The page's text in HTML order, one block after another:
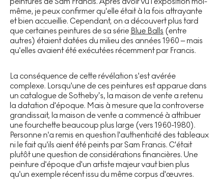
même, je peux confirmer qu'elle était à la fois attrayante
et bien accueillie. Cependant, on a découvert plus tard
que certaines peintures de sa série Blue Balls (entre
autres) étaient datées du milieu des années 1960 – mais
qu'elles avaient été exécutées récemment par Francis.
La conséquence de cette révélation s'est avérée
complexe. Lorsqu'une de ces peintures est apparue dans
un catalogue de Sotheby’s, la maison de vente a retenu
la datation d'époque. Mais à mesure que la controverse
grandissait, la maison de vente a commencé à attribuer
une fourchette beaucoup plus large (vers 1960-1980).
Personne n'a remis en question l'authenticité des tableaux
ni le fait qu'ils aient été peints par Sam Francis. C'était
plutôt une question de considérations financières. Une
peinture d'époque d'un artiste majeur vaut bien plus
qu'un exemple récent issu du même corpus d'œuvres.